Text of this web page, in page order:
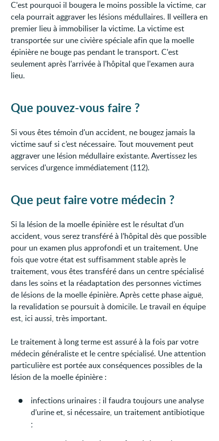
C'est pourquoi il bougera le moins possible la victime, car
cela pourrait aggraver les lésions médullaires. Il veillera en
premier lieu à immobiliser la victime. La victime est
transportée sur une civière spéciale afin que la moelle
épinière ne bouge pas pendant le transport. C'est
seulement après l'arrivée à l'hôpital que l'examen aura
lieu.
Que pouvez-vous faire ?
Si vous êtes témoin d'un accident, ne bougez jamais la
victime sauf si c’est nécessaire. Tout mouvement peut
aggraver une lésion médullaire existante. Avertissez les
services d'urgence immédiatement (112).
Que peut faire votre médecin ?
Si la lésion de la moelle épinière est le résultat d'un
accident, vous serez transféré à l'hôpital dès que possible
pour un examen plus approfondi et un traitement. Une
fois que votre état est suffisamment stable après le
traitement, vous êtes transféré dans un centre spécialisé
dans les soins et la réadaptation des personnes victimes
de lésions de la moelle épinière. Après cette phase aiguë,
la revalidation se poursuit à domicile. Le travail en équipe
est, ici aussi, très important.
Le traitement à long terme est assuré à la fois par votre
médecin généraliste et le centre spécialisé. Une attention
particulière est portée aux conséquences possibles de la
lésion de la moelle épinière :
infections urinaires : il faudra toujours une analyse
d’urine et, si nécessaire, un traitement antibiotique
;